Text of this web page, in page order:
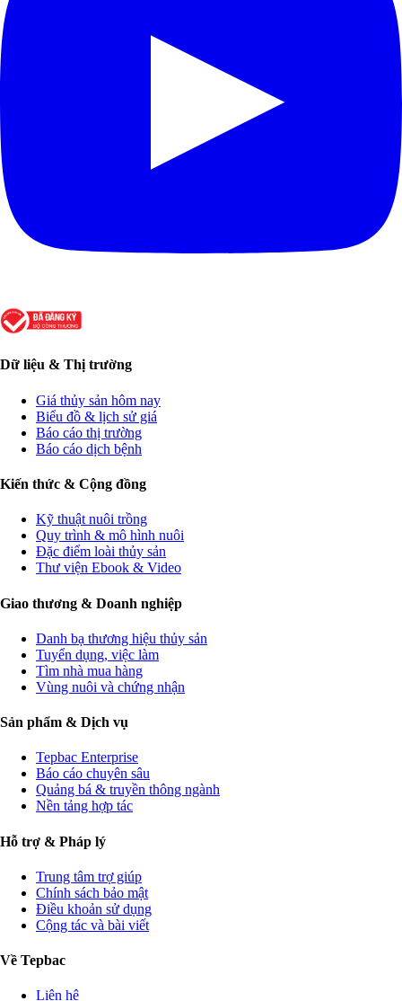
Dữ liệu & Thị trường
Giá thủy sản hôm nay
Biểu đồ & lịch sử giá
Báo cáo thị trường
Báo cáo dịch bệnh
Kiến thức & Cộng đồng
Kỹ thuật nuôi trồng
Quy trình & mô hình nuôi
Đặc điểm loài thủy sản
Thư viện Ebook & Video
Giao thương & Doanh nghiệp
Danh bạ thương hiệu thủy sản
Tuyển dụng, việc làm
Tìm nhà mua hàng
Vùng nuôi và chứng nhận
Sản phẩm & Dịch vụ
Tepbac Enterprise
Báo cáo chuyên sâu
Quảng bá & truyền thông ngành
Nền tảng hợp tác
Hỗ trợ & Pháp lý
Trung tâm trợ giúp
Chính sách bảo mật
Điều khoản sử dụng
Cộng tác và bài viết
Về Tepbac
Liên hệ